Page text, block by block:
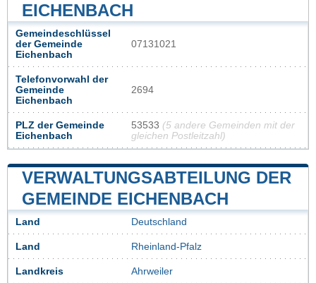
EICHENBACH
Gemeindeschlüssel
der Gemeinde
Eichenbach
07131021
Telefonvorwahl der
Gemeinde
Eichenbach
2694
PLZ der Gemeinde
Eichenbach
53533 (5 andere Gemeinden mit der
gleichen Postleitzahl)
VERWALTUNGSABTEILUNG DER
GEMEINDE EICHENBACH
Land Deutschland
Land Rheinland-Pfalz
Landkreis Ahrweiler